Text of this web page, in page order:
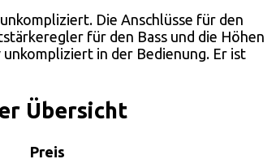
Die Anschlüsse für den
für den Bass und die Höhen
in der Bedienung. Er ist
Übersicht
Preis